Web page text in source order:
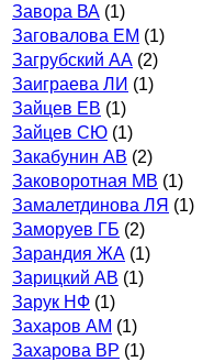
Завора ВА (1)
Заговалова ЕМ (1)
Загрубский АА (2)
Заиграева ЛИ (1)
Зайцев ЕВ (1)
Зайцев СЮ (1)
Закабунин АВ (2)
Заковоротная МВ (1)
Замалетдинова ЛЯ (1)
Заморуев ГБ (2)
Зарандия ЖА (1)
Зарицкий АВ (1)
Зарук НФ (1)
Захаров АМ (1)
Захарова ВР (1)